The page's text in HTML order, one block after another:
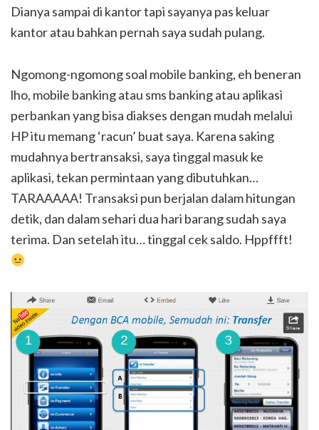
Dianya sampai di kantor tapi sayanya pas keluar
kantor atau bahkan pernah saya sudah pulang.
Ngomong-ngomong soal mobile banking, eh beneran
lho, mobile banking atau sms banking atau aplikasi
perbankan yang bisa diakses dengan mudah melalui
HP itu memang ‘racun’ buat saya. Karena saking
mudahnya bertransaksi, saya tinggal masuk ke
aplikasi, tekan permintaan yang dibutuhkan…
TARAAAAA! Transaksi pun berjalan dalam hitungan
detik, dan dalam sehari dua hari barang sudah saya
terima. Dan setelah itu… tinggal cek saldo. Hppffft!